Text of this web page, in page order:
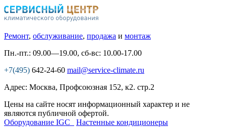
Ремонт, обслуживание, продажа и монтаж
Пн.-пт.: 09.00—19.00, сб-вс: 10.00-17.00
+7(495) 642-24-60 mail@service-climate.ru
Адрес: Москва, Профсоюзная 152, к2. стр.2
Цены на сайте носят информационный характер и не
являются публичной офертой.
Оборудование IGC
Настенные кондиционеры